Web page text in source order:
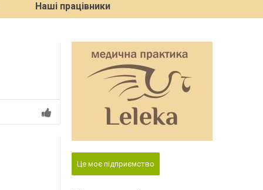
Наші працівники
Це моє підприємство